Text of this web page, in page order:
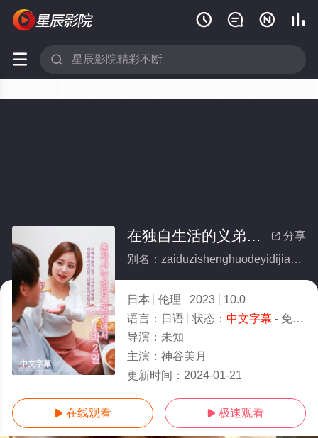
   
 
中文字幕
 分享
在独自生活的义弟家中度过一晚两日
别名：zaiduzishenghuodeyidijiazhongduguoyiwanliangri
日本 伦理 2023
10.0
语言： 日语 状态： 中文字幕 - 免费在线观看
导演： 未知
主演： 神谷美月
更新时间： 2024-01-21
 在线观看  极速观看